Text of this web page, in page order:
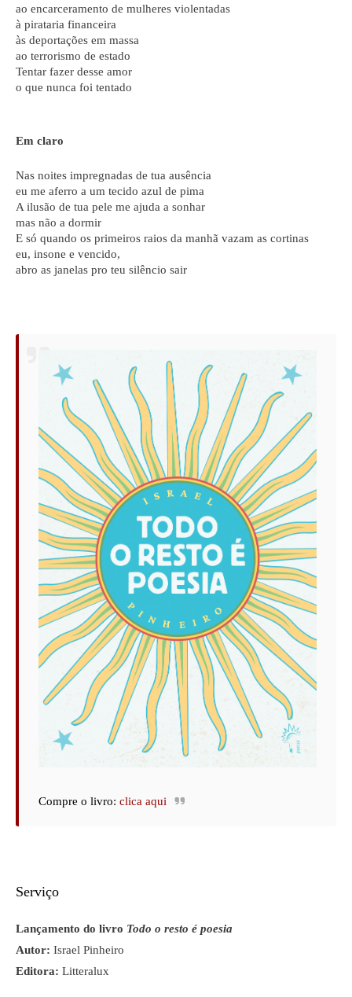
ao encarceramento de mulheres violentadas
à pirataria financeira
às deportações em massa
ao terrorismo de estado
Tentar fazer desse amor
o que nunca foi tentado
Em claro
Nas noites impregnadas de tua ausência
eu me aferro a um tecido azul de pima
A ilusão de tua pele me ajuda a sonhar
mas não a dormir
E só quando os primeiros raios da manhã vazam as cortinas
eu, insone e vencido,
abro as janelas pro teu silêncio sair
Compre o livro: clica aqui
Serviço
Lançamento do livro Todo o resto é poesia
Autor: Israel Pinheiro
Editora: Litteralux